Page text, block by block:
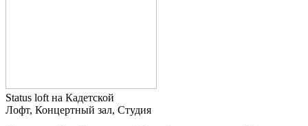
Status loft на Кадетской
Лофт, Концертный зал, Студия